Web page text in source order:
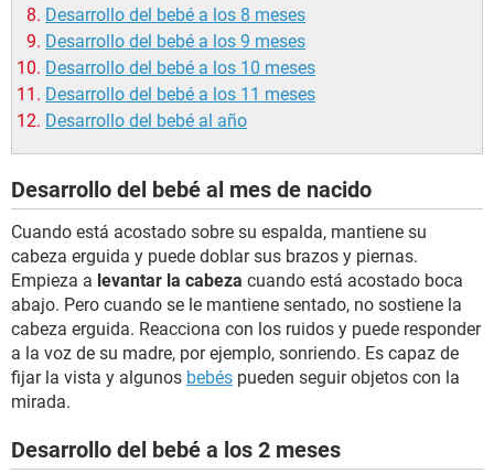
Desarrollo del bebé a los 8 meses
Desarrollo del bebé a los 9 meses
Desarrollo del bebé a los 10 meses
Desarrollo del bebé a los 11 meses
Desarrollo del bebé al año
Desarrollo del bebé al mes de nacido
Cuando está acostado sobre su espalda, mantiene su
cabeza erguida y puede doblar sus brazos y piernas.
Empieza a levantar la cabeza cuando está acostado boca
abajo. Pero cuando se le mantiene sentado, no sostiene la
cabeza erguida. Reacciona con los ruidos y puede responder
a la voz de su madre, por ejemplo, sonriendo. Es capaz de
fijar la vista y algunos bebés pueden seguir objetos con la
mirada.
Desarrollo del bebé a los 2 meses